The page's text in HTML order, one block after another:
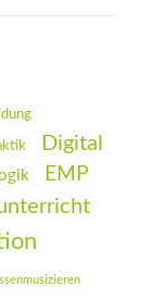
Digital
EMP